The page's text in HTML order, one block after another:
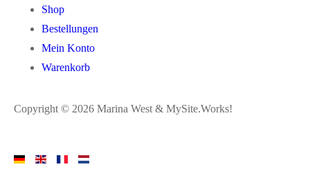
Shop
Bestellungen
Mein Konto
Warenkorb
Copyright © 2026 Marina West & MySite.Works!